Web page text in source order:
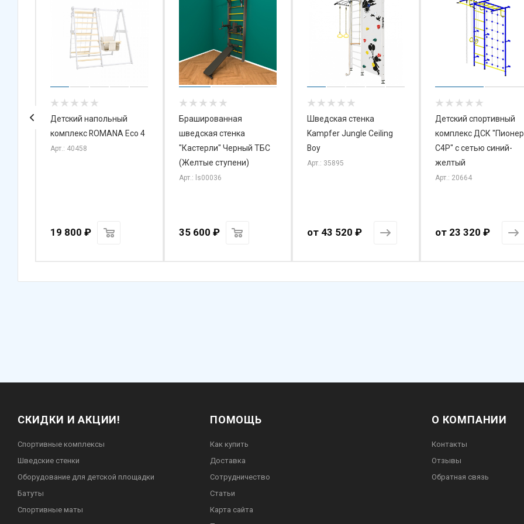
Детский напольный
комплекс ROMANA Eco 4
Арт.: 40458
19 800 ₽
Брашированная
шведская стенка
"Кастерли" Черный ТБС
(Желтые ступени)
Арт.: ls00036
35 600 ₽
Шведская стенка
Kampfer Jungle Ceiling
Boy
Арт.: 35895
от 43 520 ₽
Детский спортивный
комплекс ДСК
С4Р" с сетью синий-
желтый
Арт.: 20664
от 23 320 ₽
СКИДКИ И АКЦИИ!
Спортивные комплексы
Шведские стенки
Оборудование для детской площадки
Батуты
Спортивные маты
ПОМОЩЬ
Как купить
Доставка
Сотрудничество
Статьи
Карта сайта
О КОМПАНИИ
Контакты
Отзывы
Обратная связь